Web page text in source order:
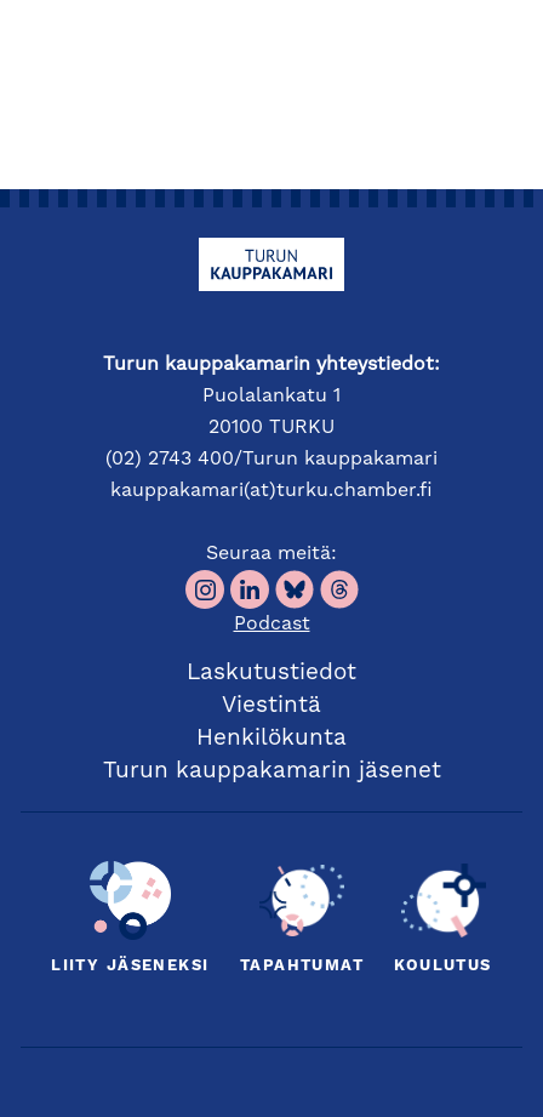
Turun kauppakamarin yhteystiedot:
Puolalankatu 1
20100 TURKU
(02) 2743 400/Turun kauppakamari
kauppakamari(at)turku.chamber.fi
Seuraa meitä:
Podcast
Laskutustiedot
Viestintä
Henkilökunta
Turun kauppakamarin jäsenet
LIITY JÄSENEKSI TAPAHTUMAT KOULUTUS